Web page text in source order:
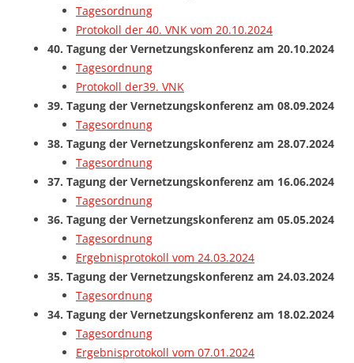
Tagesordnung
Protokoll der 40. VNK vom 20.10.2024
40. Tagung der Vernetzungskonferenz am 20.10.2024
Tagesordnung
Protokoll der39. VNK
39. Tagung der Vernetzungskonferenz am 08.09.2024
Tagesordnung
38. Tagung der Vernetzungskonferenz am 28.07.2024
Tagesordnung
37. Tagung der Vernetzungskonferenz am 16.06.2024
Tagesordnung
36. Tagung der Vernetzungskonferenz am 05.05.2024
Tagesordnung
Ergebnisprotokoll vom 24.03.2024
35. Tagung der Vernetzungskonferenz am 24.03.2024
Tagesordnung
34. Tagung der Vernetzungskonferenz am 18.02.2024
Tagesordnung
Ergebnisprotokoll vom 07.01.2024